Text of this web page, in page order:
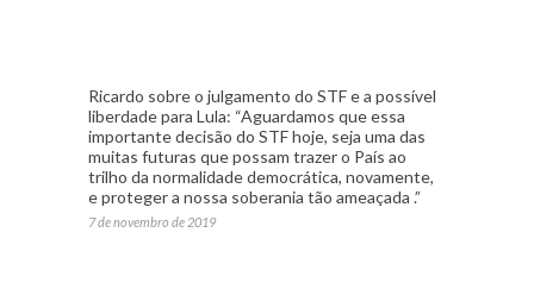
Ricardo sobre o julgamento do STF e a possível
liberdade para Lula: “Aguardamos que essa
importante decisão do STF hoje, seja uma das
muitas futuras que possam trazer o País ao
trilho da normalidade democrática, novamente,
e proteger a nossa soberania tão ameaçada .”
7 de novembro de 2019